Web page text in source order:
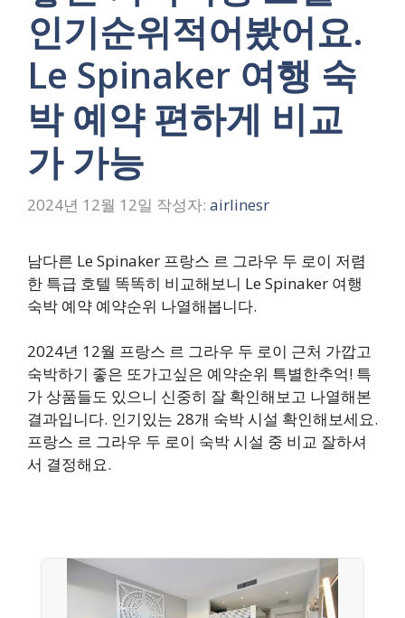
인기순위적어봤어요.
Le Spinaker 여행 숙
박 예약 편하게 비교
가 가능
2024년 12월 12일 작성자: airlinesr
남다른 Le Spinaker 프랑스 르 그라우 두 로이 저렴
한 특급 호텔 똑똑히 비교해보니 Le Spinaker 여행
숙박 예약 예약순위 나열해봅니다.
2024년 12월 프랑스 르 그라우 두 로이 근처 가깝고
숙박하기 좋은 또가고싶은 예약순위 특별한추억! 특
가 상품들도 있으니 신중히 잘 확인해보고 나열해본
결과입니다. 인기있는 28개 숙박 시설 확인해보세요.
프랑스 르 그라우 두 로이 숙박 시설 중 비교 잘하셔
서 결정해요.